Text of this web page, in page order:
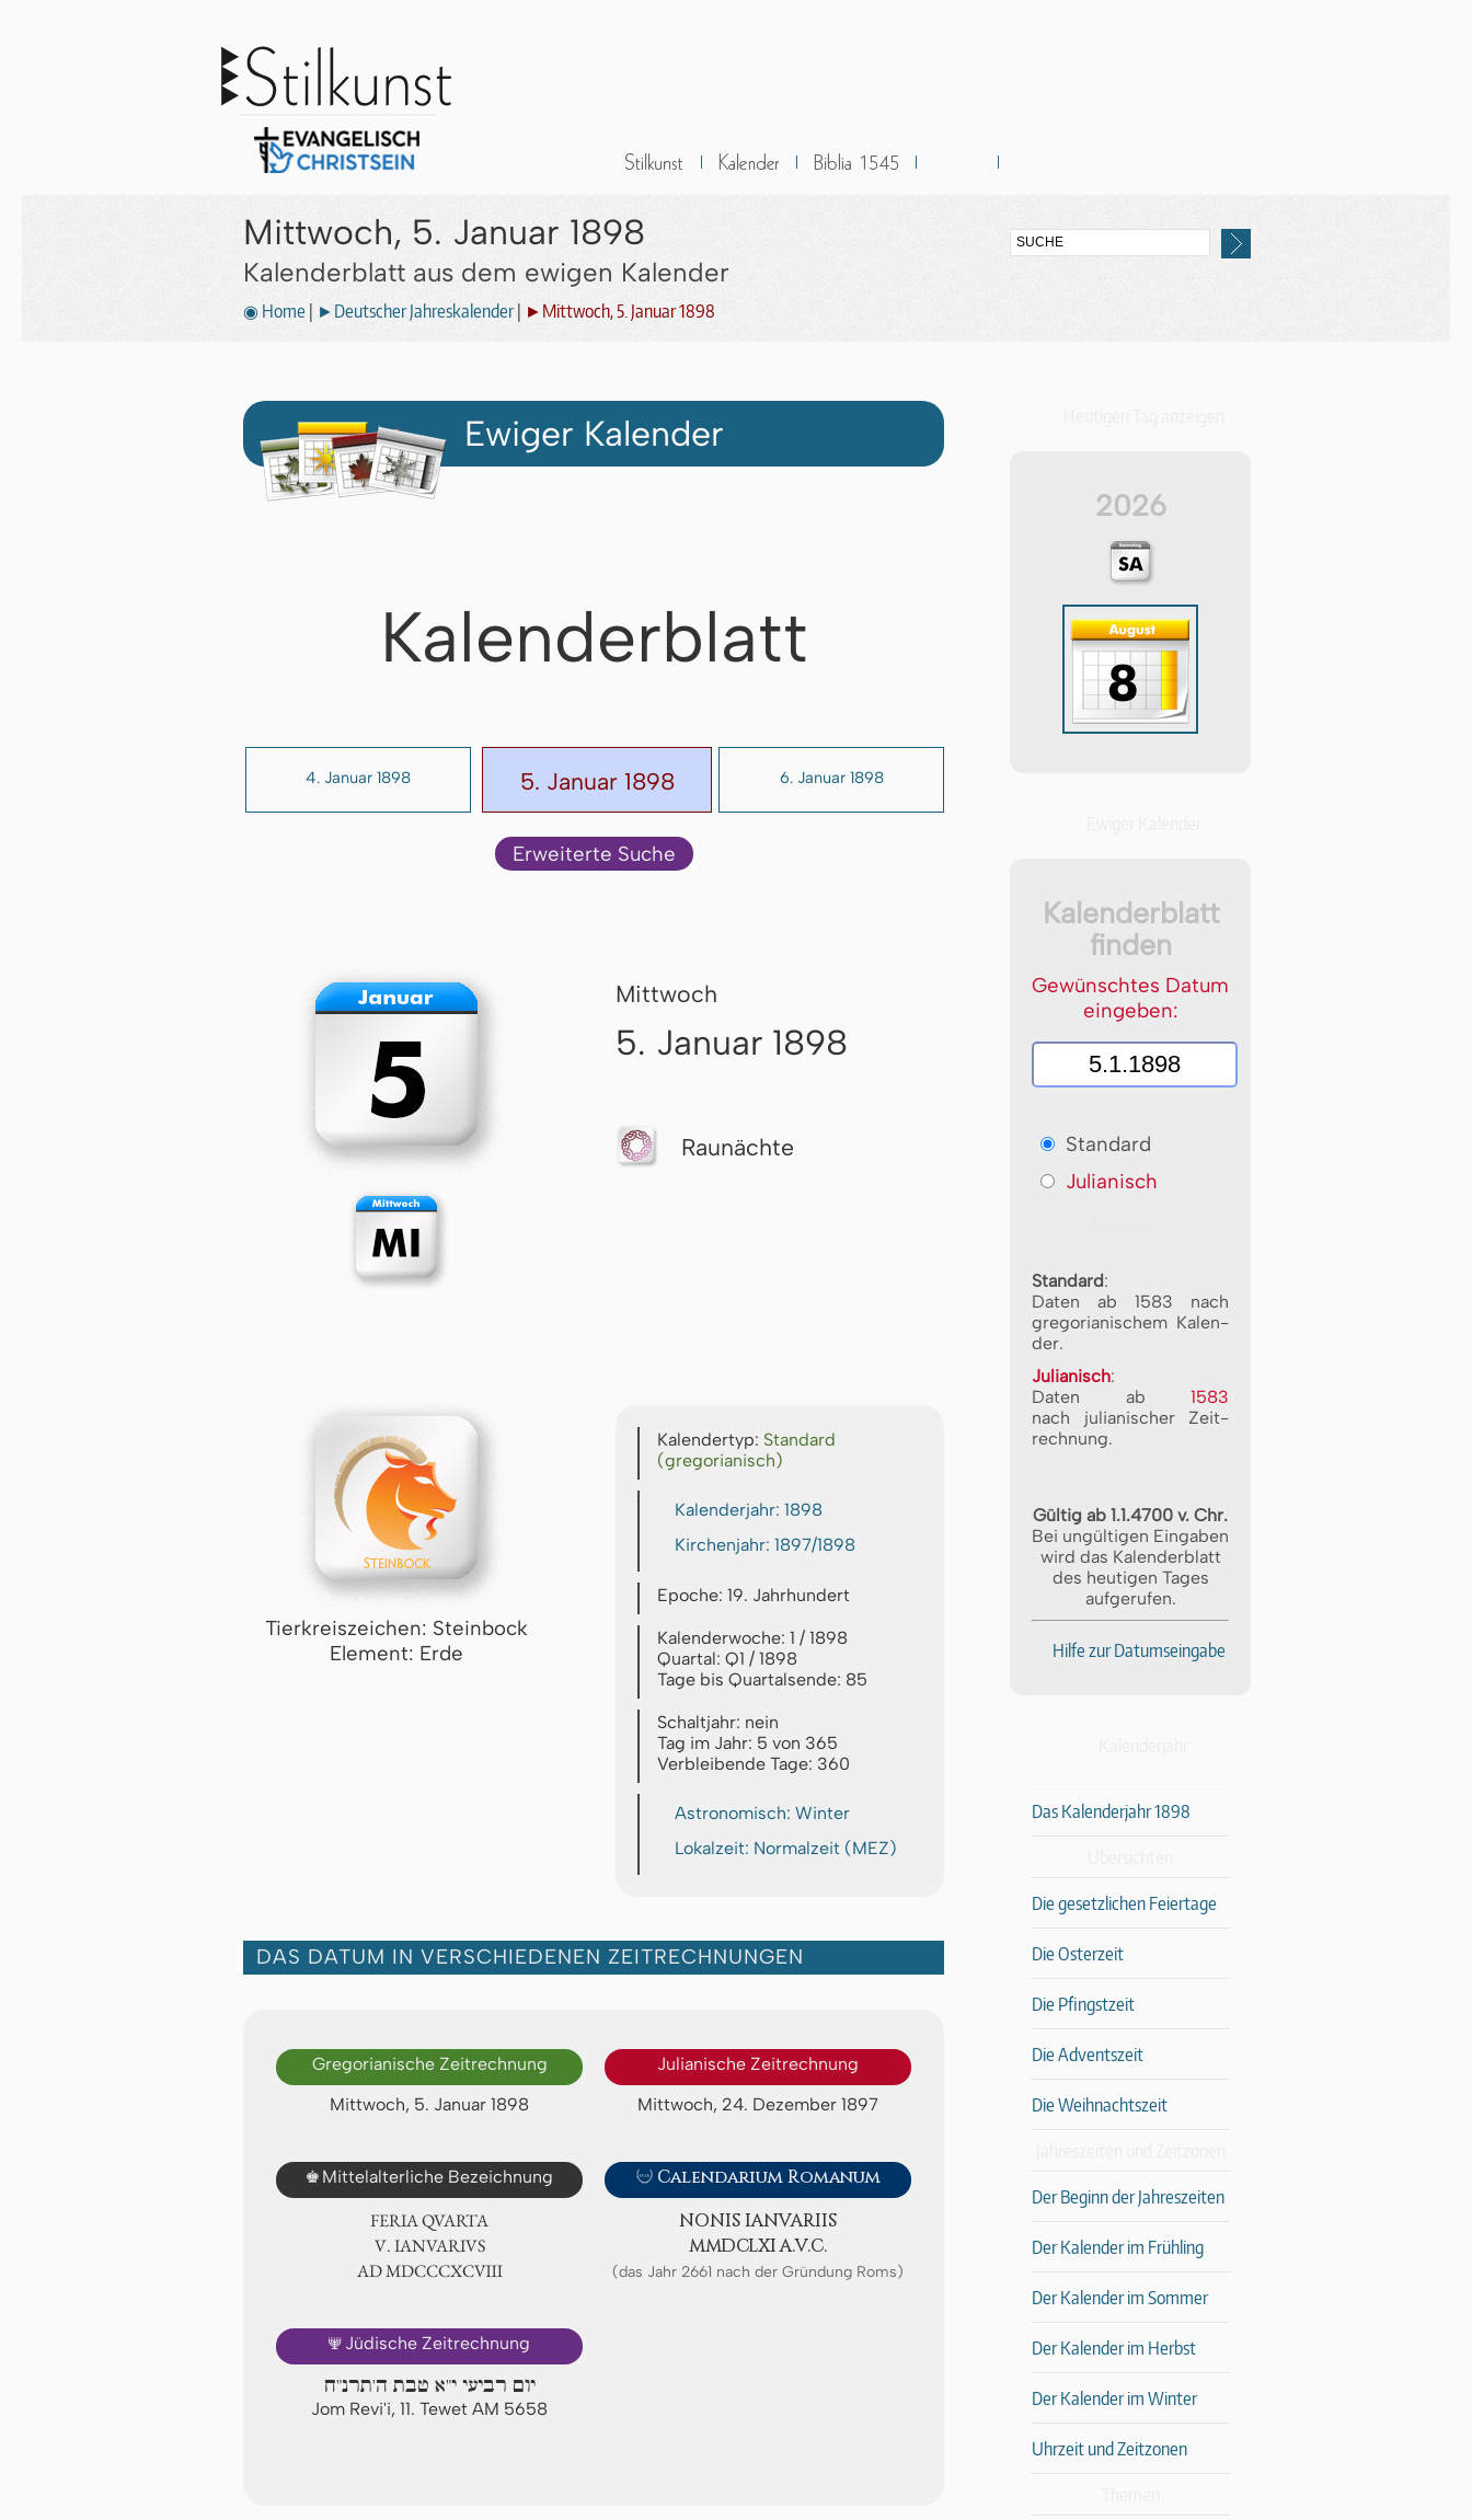
Mittwoch, 5. Januar 1898
Kalenderblatt aus dem ewigen Kalender
◉ Home ►Deutscher Jahreskalender| ►Mittwoch, 5. Januar 1898
Ewiger Kalender
Kalenderblatt
4. Januar 1898 5. Januar 1898 6. Januar 1898
Erweiterte Suche
Mittwoch
5. Januar 1898
Raunächte
Tierkreiszeichen: Steinbock
Element: Erde
Kalendertyp: Standard
(gregorianisch)
Kalenderjahr: 1898
Kirchenjahr: 1897/1898
Epoche: 19. Jahrhundert
Kalenderwoche: 1 / 1898
Quartal: Q1 / 1898
Tage bis Quartalsende: 85
Schaltjahr: nein
Tag im Jahr: 5 von 365
Verbleibende Tage: 360
Astronomisch: Winter
Lokalzeit: Normalzeit (MEZ)
DAS DATUM IN VERSCHIEDENEN ZEITRECHNUNGEN
Gregorianische Zeitrechnung
Mittwoch, 5. Januar 1898
Julianische Zeitrechnung
Mittwoch, 24. Dezember 1897
♚ Mittelalterliche Bezeichnung
FERIA QUARTA
Ⅴ. IANVARIVS
AD ⅯⅮⅭⅭⅭⅩⅭⅧ
 Calendarium Romanum
NONIS IA­NV­ARI­IS
ⅯⅯⅮⅭⅬⅪ A.V.C.
(das Jahr 2661 nach der Gründung Roms)
🕎 Jüdische Zeitrechnung
יום רביעי י"א טבת ה'תרנ"ח
Jom Revi'i, 11. Tewet AM 5658
2026
Kalenderblatt
finden
Gewünschtes Datum
eingeben:
Standard
Julianisch
Standard:
Daten ab 1583 nach
gre­go­ri­a­ni­schem Ka­len­
der.
Julianisch:
Daten ab 1583
nach ju­li­a­ni­scher Zeit­
rech­nung.
Gültig ab 1.1.4700 v. Chr.
Bei ungültigen Eingaben
wird das Kalenderblatt
des heutigen Tages
aufgerufen.
Hilfe zur Datumseingabe
Das Kalenderjahr 1898
Die gesetzlichen Feiertage
Die Osterzeit
Die Pfingstzeit
Die Adventszeit
Die Weihnachtszeit
Der Beginn der Jahreszeiten
Der Kalender im Frühling
Der Kalender im Sommer
Der Kalender im Herbst
Der Kalender im Winter
Uhrzeit und Zeitzonen